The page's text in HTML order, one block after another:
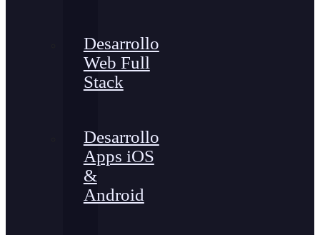
Desarrollo
Web Full
Stack
Desarrollo
Apps iOS
&
Android